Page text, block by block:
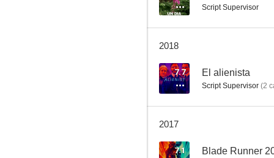
Script Supervisor
2018
7.7 El alienista
Script Supervisor (2
2017
7.1 Blade Runner